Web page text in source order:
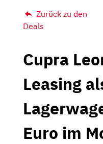
Zurück zu den
Deals
Cupra
Leasing
Euro im